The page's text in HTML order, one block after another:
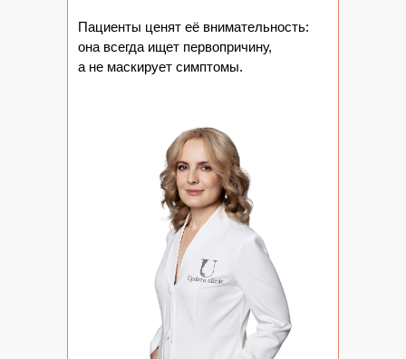
Пациенты ценят её внимательность:
она всегда ищет первопричину,
а не маскирует симптомы.